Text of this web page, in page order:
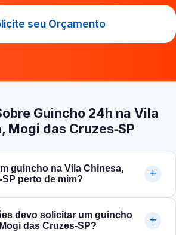
seu Orçamento
Guincho 24h na Vila
Mogi das Cruzes‑SP
guincho na Vila Chinesa,
perto de mim?
devo solicitar um guincho
das Cruzes‑SP?